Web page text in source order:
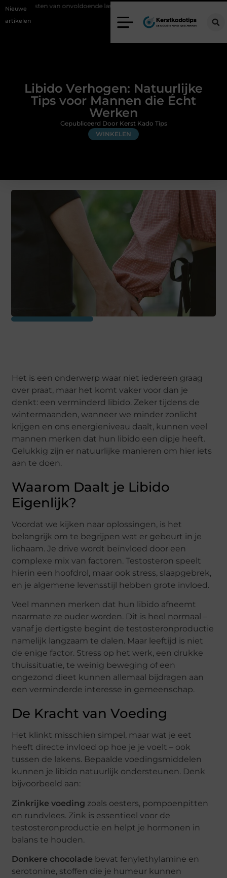
Nieuwe
artikelen
lasafzuiging in productiebedrijven
Libido Verhogen: Natuurlijke
Tips voor Mannen die Écht
Werken
WINKELEN
Gepubliceerd Door Kerst Kado Tips
Het is een onderwerp waar niet iedereen graag
over praat, maar het komt vaker voor dan je
denkt: een verminderd libido. Zeker tijdens de
wintermaanden, wanneer we minder zonlicht
krijgen en ons energieniveau daalt, kunnen veel
mannen merken dat hun libido een dipje heeft.
Gelukkig zijn er natuurlijke manieren om hier iets
aan te doen.
Waarom Daalt je Libido
Eigenlijk?
Voordat we kijken naar oplossingen, is het
belangrijk om te begrijpen wat er gebeurt in je
lichaam. Je drive wordt beïnvloed door een
complexe mix van factoren. Testosteron speelt
hierin een hoofdrol, maar ook stress, slaapgebrek,
en je algemene levensstijl hebben grote invloed.
Veel mannen merken dat hun libido afneemt
naarmate ze ouder worden. Dit is heel normaal –
vanaf je dertigste begint de testosteronproductie
namelijk langzaam te dalen. Maar leeftijd is niet
de enige factor. Stress op het werk, een drukke
thuissituatie, te weinig beweging of een
ongezond dieet kunnen allemaal bijdragen aan
een verminderde interesse in gemeenschap.
De Kracht van Voeding
Het klinkt misschien simpel, maar wat je eet
heeft directe invloed op hoe je je voelt – ook
tussen de lakens. Bepaalde voedingsmiddelen
kunnen je libido natuurlijk ondersteunen. Denk
bijvoorbeeld aan:
Zinkrijke voeding zoals oesters, pompoenpitten
en rundvlees. Zink is essentieel voor de
testosteronproductie en helpt je hormonen in
balans te houden.
Donkere chocolade bevat fenylethylamine en
serotonine, stoffen die je humeur kunnen